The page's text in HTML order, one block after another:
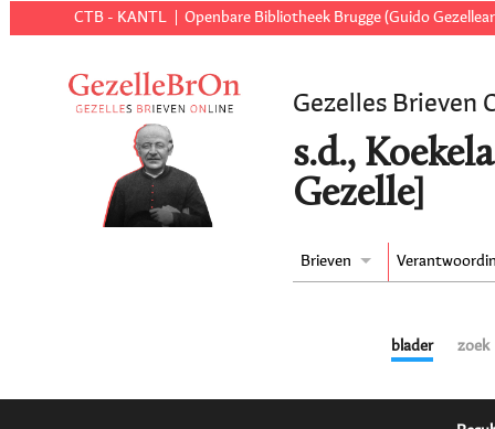
CTB - KANTL Openbare Bibliotheek Brugge (Guido
Gezelles Brieven
s.d.,
Gezelle]
Brieven
blader zoek